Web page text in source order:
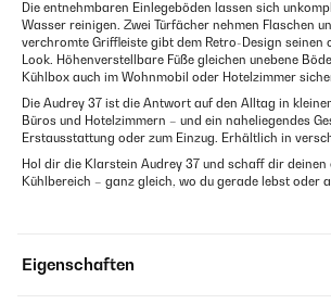
Die entnehmbaren Einlegeböden lassen sich
Wasser reinigen. Zwei Türfächer nehmen Flaschen
verchromte Griffleiste gibt dem Retro-Design seinen
Look. Höhenverstellbare Füße gleichen unebene
Kühlbox auch im Wohnmobil oder Hotelzimmer
Die Audrey 37 ist die Antwort auf den Alltag in
Büros und Hotelzimmern – und ein naheliegendes
Erstausstattung oder zum Einzug. Erhältlich in
Hol dir die Klarstein Audrey 37 und schaff dir deinen
Kühlbereich – ganz gleich, wo du gerade lebst oder
Eigenschaften